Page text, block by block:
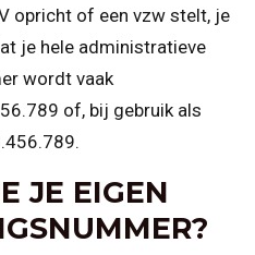
opricht of een vzw stelt, je
je hele administratieve
wordt vaak
of, bij gebruik als
JE EIGEN